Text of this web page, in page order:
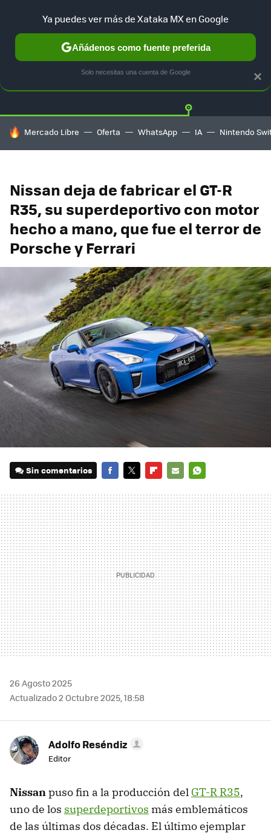
TESLA UBER AUTO ELECTRICO Twitter
HOY SE HABLA DE
Mercado Libre Oferta WhatsApp IA Nintendo
Nissan deja de fabricar el GT-R
R35, su superdeportivo con motor
hecho a mano, que fue el terror de
Porsche y Ferrari
Sin comentarios
MAIL
26 Agosto 2025
Actualizado 2 Octubre 2025, 18:58
Adolfo Reséndiz
Editor
Nissanpuso fin a la producción del GT-R R35,
uno de los superdeportivos más emblemáticos
de las últimas dos décadas. El último ejemplar
×
Ya puedes ver más de Xataka MX en Google
Añádenos como fuente preferida
Solo necesitas una cuenta de Google